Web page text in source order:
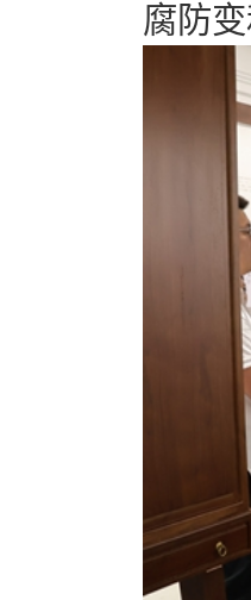
腐防